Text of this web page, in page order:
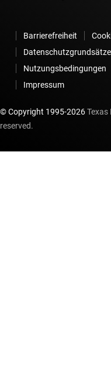
Barrierefreiheit
Datenschutzgrundsätze
Nutzungsbedingungen
Impressum
© Copyright 1995-2026
reserved.